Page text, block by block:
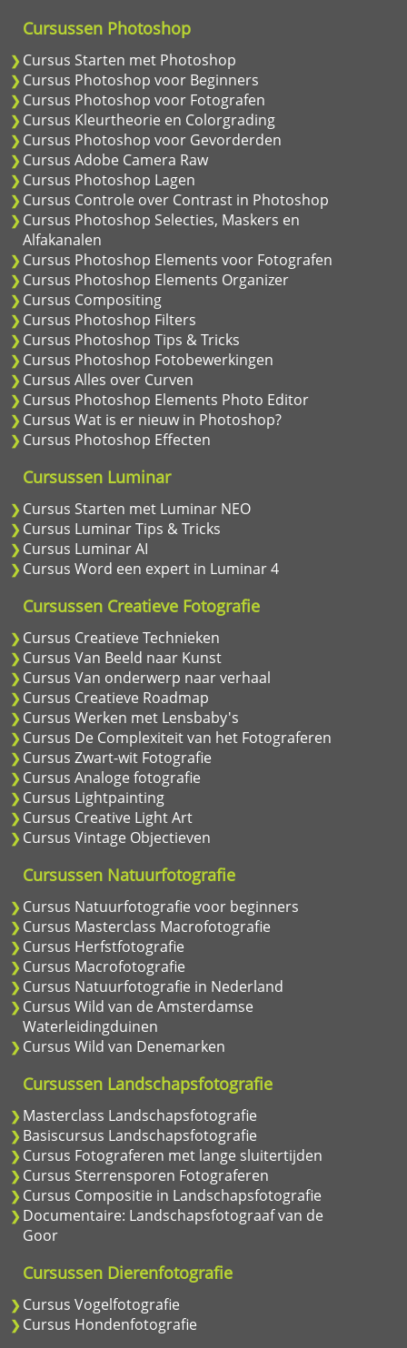
Cursussen Photoshop
Cursus Starten met Photoshop
Cursus Photoshop voor Beginners
Cursus Photoshop voor Fotografen
Cursus Kleurtheorie en Colorgrading
Cursus Photoshop voor Gevorderden
Cursus Adobe Camera Raw
Cursus Photoshop Lagen
Cursus Controle over Contrast in Photoshop
Cursus Photoshop Selecties, Maskers en
Alfakanalen
Cursus Photoshop Elements voor Fotografen
Cursus Photoshop Elements Organizer
Cursus Compositing
Cursus Photoshop Filters
Cursus Photoshop Tips & Tricks
Cursus Photoshop Fotobewerkingen
Cursus Alles over Curven
Cursus Photoshop Elements Photo Editor
Cursus Wat is er nieuw in Photoshop?
Cursus Photoshop Effecten
Cursussen Luminar
Cursus Starten met Luminar NEO
Cursus Luminar Tips & Tricks
Cursus Luminar AI
Cursus Word een expert in Luminar 4
Cursussen Creatieve Fotografie
Cursus Creatieve Technieken
Cursus Van Beeld naar Kunst
Cursus Van onderwerp naar verhaal
Cursus Creatieve Roadmap
Cursus Werken met Lensbaby's
Cursus De Complexiteit van het Fotograferen
Cursus Zwart-wit Fotografie
Cursus Analoge fotografie
Cursus Lightpainting
Cursus Creative Light Art
Cursus Vintage Objectieven
Cursussen Natuurfotografie
Cursus Natuurfotografie voor beginners
Cursus Masterclass Macrofotografie
Cursus Herfstfotografie
Cursus Macrofotografie
Cursus Natuurfotografie in Nederland
Cursus Wild van de Amsterdamse
Waterleidingduinen
Cursus Wild van Denemarken
Cursussen Landschapsfotografie
Masterclass Landschapsfotografie
Basiscursus Landschapsfotografie
Cursus Fotograferen met lange sluitertijden
Cursus Sterrensporen Fotograferen
Cursus Compositie in Landschapsfotografie
Documentaire: Landschapsfotograaf van de
Goor
Cursussen Dierenfotografie
Cursus Vogelfotografie
Cursus Hondenfotografie